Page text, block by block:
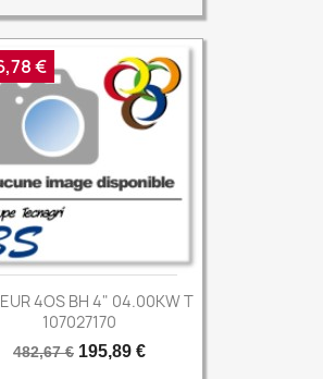
4OS BH 4" 04.00KW T
107027170
Prix
482,67 € Prix
195,89 €
€